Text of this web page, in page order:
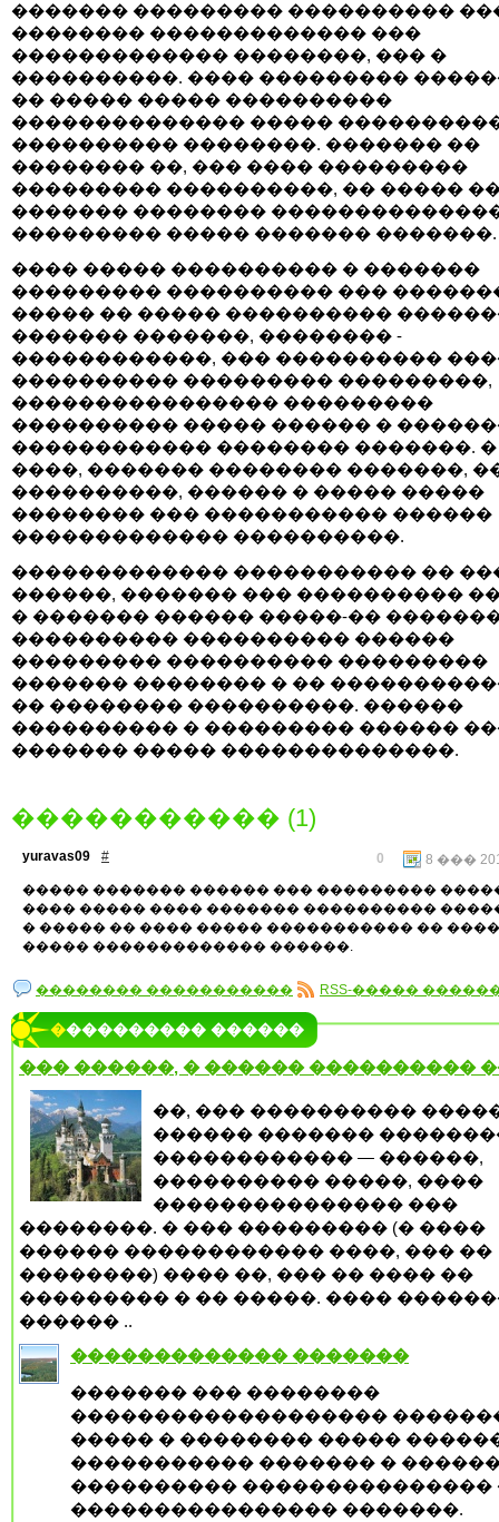
������� ��������� ����������
�������� ������������� ���
������������� ��������, ��� �
����������. ���� ���������
�� ����� ����� ����������
�������������� �����
���������� ��������. ������� ��
�������� ��, ��� ���� ���������
��������� ����������, �� �����
������� ��������
��������� ����� ������� �������.
���� ����� ���������� � �������
��������� ���������� ���
����� �� ����� ����������
������� �������, �������� -
������������, ��� ����������
���������� ��������� ���������,
���������������� ���������
���������� ����� ������ �
������������ �������� �������. �
����, ������� �������� �������,
����������, ������ � ����� �����
�������� ��� ����������� ������
������������� ����������.
������������� ����������� ��
������, ������� ��� ����������
� ������� ������ �����-��
���������� ���������� ������
��������� ���������� ���������
������� �������� � ��
�� �������� ����������. ������
���������� � ��������� ������
������� ����� ��������������.
����������� (1)
yuravas09 # 8 ���
0
����� ������� ������ ��� ���������
���� ����� ���� ������� ����������
� ����� �� ���� ����� ����������� ��
����� ������������� ������.
�������� ����������� RSS-�����
���������� ������
��� ������, � ������ ����������
��, ��� ����������
������ �������
������������ — ������,
���������� �����, ����
��������������� ���
��������. � ��� ��������� (� ����
������ ������������ ����, ��� ��
��������) ���� ��, ��� �� ���� ��
��������� � �� �����. ����
������ ..
������������� �������
������� ��� ��������
�������������������
����� � �������� �����
����������� ������� �
���������� ���������������
���������������� �������.